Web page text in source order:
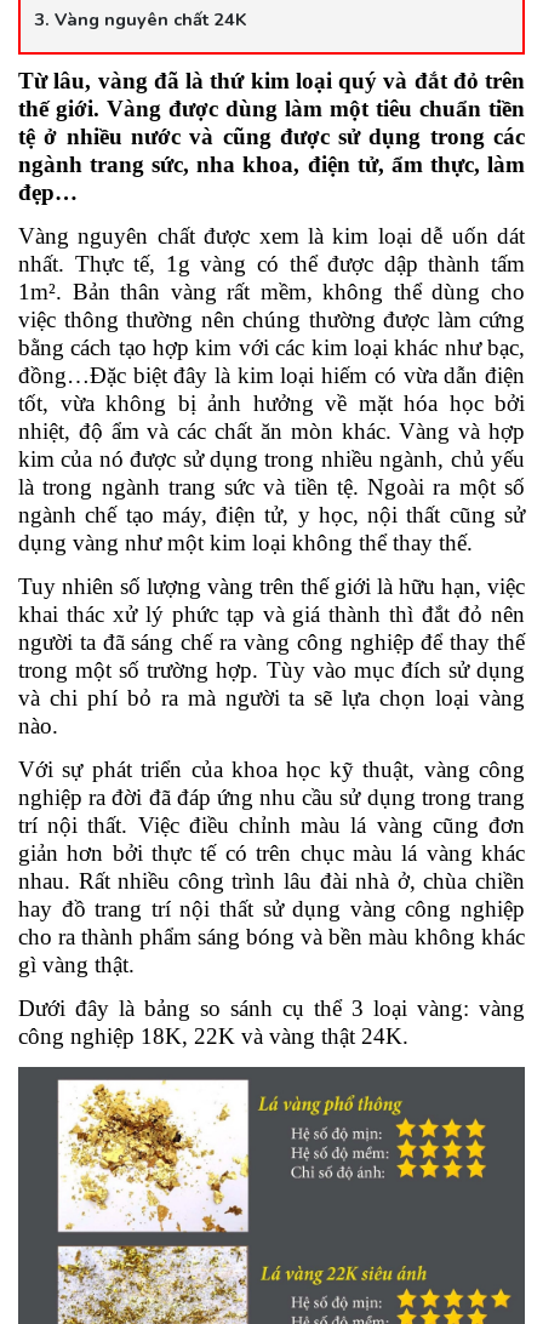
3. Vàng nguyên chất 24K
Từ lâu, vàng đã là thứ kim loại quý và đắt đỏ trên
thế giới. Vàng được dùng làm một tiêu chuẩn tiền
tệ ở nhiều nước và cũng được sử dụng trong các
ngành trang sức, nha khoa, điện tử, ẩm thực, làm
đẹp…
Vàng nguyên chất được xem là kim loại dễ uốn dát
nhất. Thực tế, 1g vàng có thể được dập thành tấm
1m². Bản thân vàng rất mềm, không thể dùng cho
việc thông thường nên chúng thường được làm cứng
bằng cách tạo hợp kim với các kim loại khác như bạc,
đồng…Đặc biệt đây là kim loại hiếm có vừa dẫn điện
tốt, vừa không bị ảnh hưởng về mặt hóa học bởi
nhiệt, độ ẩm và các chất ăn mòn khác. Vàng và hợp
kim của nó được sử dụng trong nhiều ngành, chủ yếu
là trong ngành trang sức và tiền tệ. Ngoài ra một số
ngành chế tạo máy, điện tử, y học, nội thất cũng sử
dụng vàng như một kim loại không thể thay thế.
Tuy nhiên số lượng vàng trên thế giới là hữu hạn, việc
khai thác xử lý phức tạp và giá thành thì đắt đỏ nên
người ta đã sáng chế ra vàng công nghiệp để thay thế
trong một số trường hợp. Tùy vào mục đích sử dụng
và chi phí bỏ ra mà người ta sẽ lựa chọn loại vàng
nào.
Với sự phát triển của khoa học kỹ thuật, vàng công
nghiệp ra đời đã đáp ứng nhu cầu sử dụng trong trang
trí nội thất. Việc điều chỉnh màu lá vàng cũng đơn
giản hơn bởi thực tế có trên chục màu lá vàng khác
nhau. Rất nhiều công trình lâu đài nhà ở, chùa chiền
hay đồ trang trí nội thất sử dụng vàng công nghiệp
cho ra thành phẩm sáng bóng và bền màu không khác
gì vàng thật.
Dưới đây là bảng so sánh cụ thể 3 loại vàng: vàng
công nghiệp 18K, 22K và vàng thật 24K.